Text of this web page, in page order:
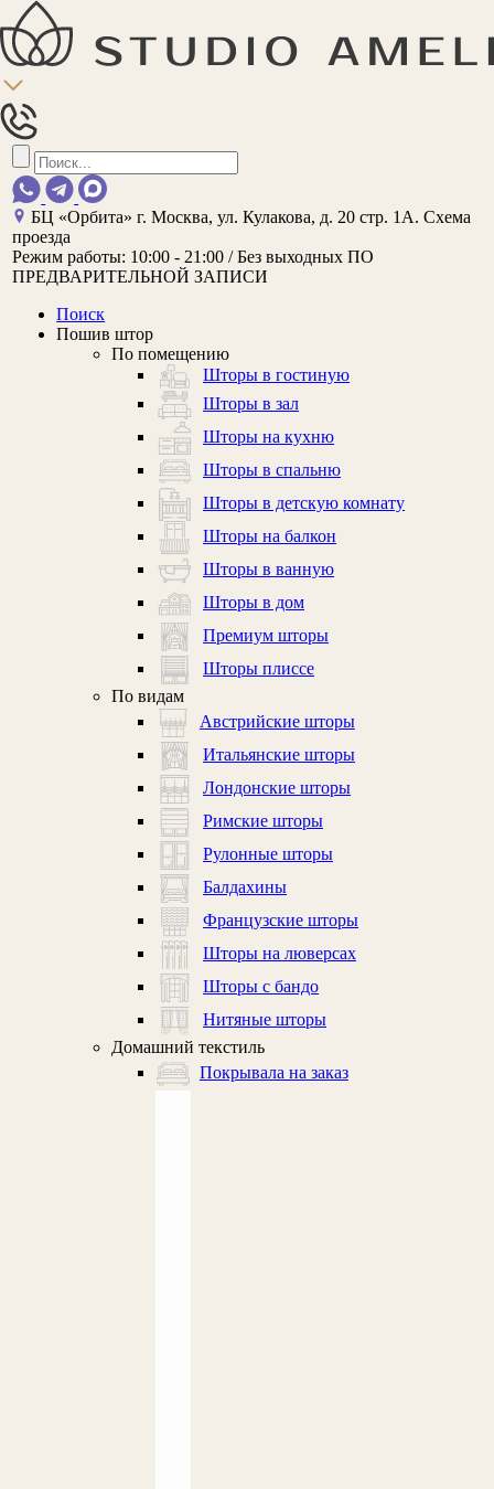
БЦ «Орбита»г. Москва, ул. Кулакова, д. 20 стр. 1А. Схема
проезда
Режим работы: 10:00 - 21:00 / Без выходных ПО
ПРЕДВАРИТЕЛЬНОЙ ЗАПИСИ
Поиск
Пошив штор
По помещению
Шторы в гостиную
Шторы в зал
Шторы на кухню
Шторы в спальню
Шторы в детскую комнату
Шторы на балкон
Шторы в ванную
Шторы в дом
Премиум шторы
Шторы плиссе
По видам
Австрийские шторы
Итальянские шторы
Лондонские шторы
Римские шторы
Рулонные шторы
Балдахины
Французские шторы
Шторы на люверсах
Шторы с бандо
Нитяные шторы
Домашний текстиль
Покрывала на заказ